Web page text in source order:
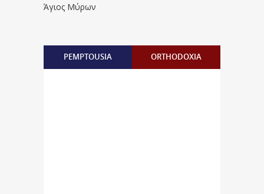
Άγιος Μύρων
PEMPTOUSIA ORTHODOXIA